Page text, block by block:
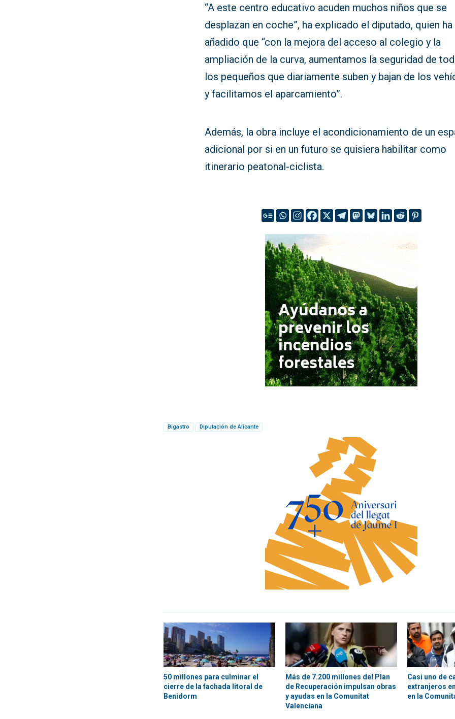
“A este centro educativo acuden muchos niños que se
desplazan en coche”, ha explicado el diputado, quien ha
añadido que “con la mejora del acceso al colegio y la
ampliación de la curva, aumentamos la seguridad de
los pequeños que diariamente suben y bajan de los
y facilitamos el aparcamiento”.
Además, la obra incluye el acondicionamiento de un
adicional por si en un futuro se quisiera habilitar como
itinerario peatonal-ciclista.
Bigastro Diputación de Alicante
50 millones para culminar el
cierre de la fachada litoral de
Benidorm
Más de 7.200 millones del Plan
de Recuperación impulsan obras
y ayudas en la Comunitat
Valenciana
Casi uno de
extranjeros
en la